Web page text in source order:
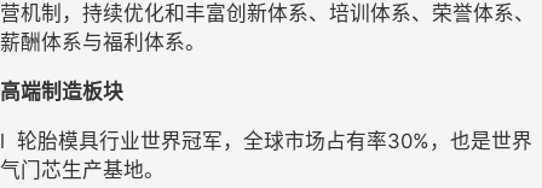
营机制，持续优化和丰富创新体系、培训体系、荣誉体系、
薪酬体系与福利体系。
高端制造板块
l 轮胎模具行业世界冠军，全球市场占有率30%，也是世界
气门芯生产基地。